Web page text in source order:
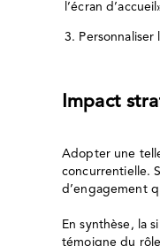
l’écran
3. Personnaliser
Impact
Adopter une
concurrentielle.
d’engagement
En synthèse, la
témoigne du